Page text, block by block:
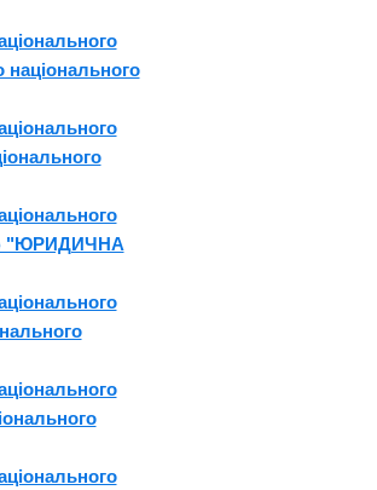
національного
"ЮРИДИЧНА